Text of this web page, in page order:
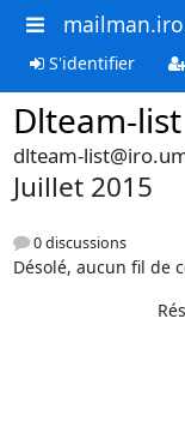
S'identifier
Dlteam-list
dlteam-
Juillet 2015
0 discussions
Désolé, aucun fil de